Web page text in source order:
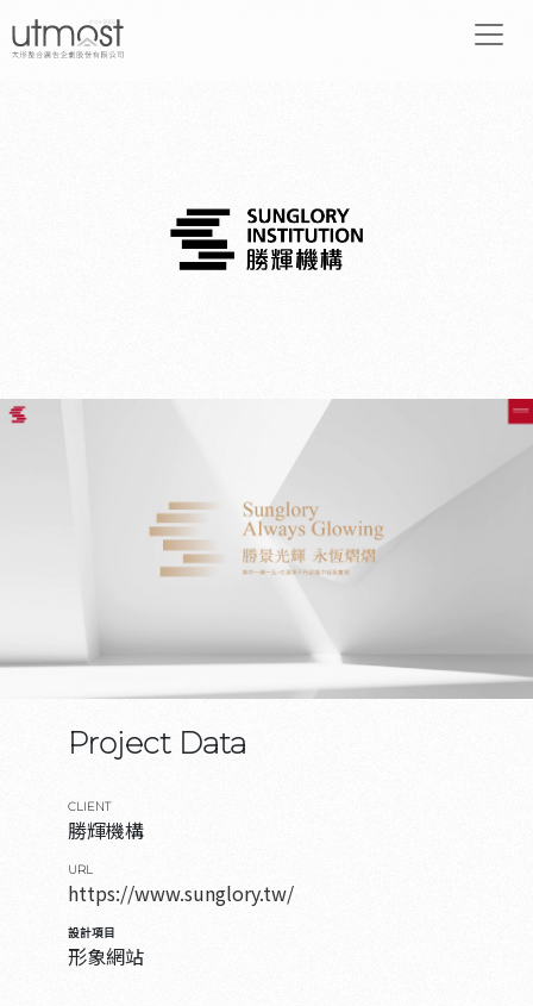
Project Data
CLIENT
勝輝機構
URL
https://www.sunglory.tw/
設計項目
形象網站